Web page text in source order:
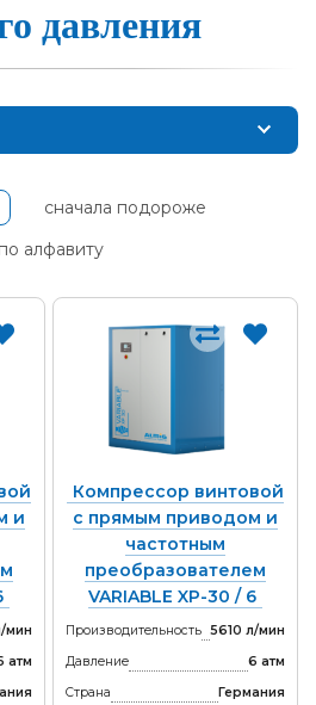
дав­ле­ния
сначала подороже
по алфавиту
и
мин
атм
Компрессор винтовой
с прямым приводом и
частотным
преобразователем
VARIABLE XP-30 / 6
Производительность 5610 л/мин
Давление
6 атм
Страна
Германия